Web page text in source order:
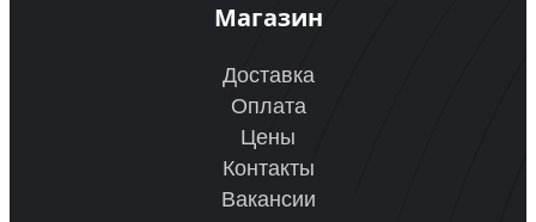
Магазин
Доставка
Оплата
Цены
Контакты
Вакансии